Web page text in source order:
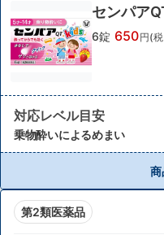
センパア
6錠 650円(
対応レベル目安
乗物酔いによるめまい
商
第2類医薬品